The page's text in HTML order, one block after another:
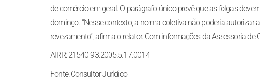
de comércio em geral. O parágrafo único prevê que as folgas
domingo. “Nesse contexto, a norma coletiva não poderia
revezamento”, afirma o relator. Com informações da Assessoria de
AIRR: 21540-93.2005.5.17.0014
Fonte: Consultor Jurídico